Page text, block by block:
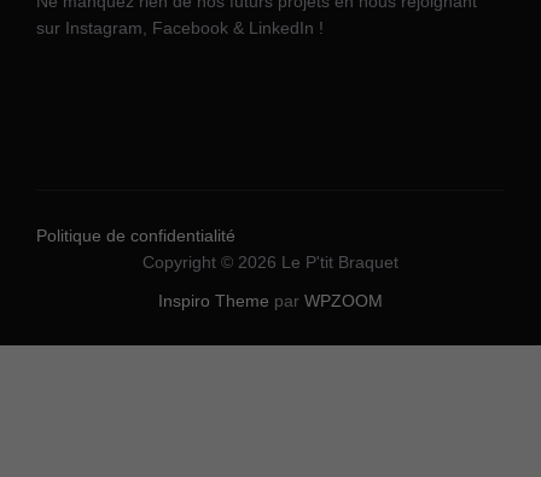
sur Instagram, Facebook & LinkedIn !
Politique de confidentialité
Copyright © 2026 Le P'tit Braquet
Inspiro Theme par WPZOOM